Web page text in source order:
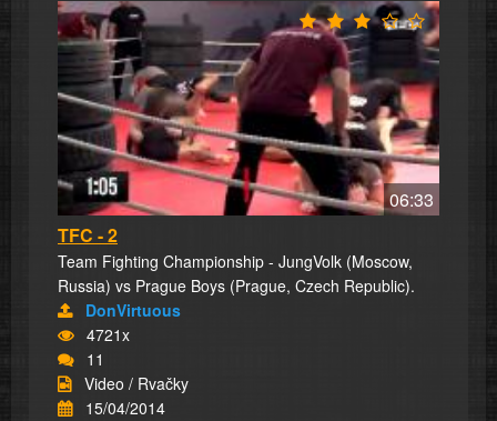
06:33
TFC - 2
Team Fighting Championship - JungVolk (Moscow,
Russia) vs Prague Boys (Prague, Czech Republic).
DonVirtuous
4721x
11
Video / Rvačky
15/04/2014